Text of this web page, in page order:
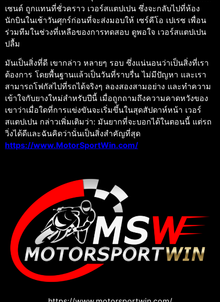
เซนต์ ถูกแทนที่ชั่วคราว เวอร์สแตปเปน ซึ่งจะกลับไปที่ห้อง
นักบินในเช้าวันศุกร์ก่อนที่จะส่งมอบให้ เซร์คีโอ เปเรซ เพื่อน
ร่วมทีมในช่วงที่เหลือของการทดสอบ ดูพอใจ เวอร์สแตปเปน
ปลื้ม
มันเป็นสิ่งที่ดี เขากล่าว หลายๆ รอบ ซึ่งแน่นอนว่าเป็นสิ่งที่เรา
ต้องการ โดยพื้นฐานแล้วเป็นวันที่ราบรื่น ไม่มีปัญหา และเรา
สามารถโฟกัสไปที่รถได้จริงๆ ลองสองสามอย่าง และทำความ
เข้าใจกับยางใหม่สำหรับปีนี้ เมื่อถูกถามถึงความคาดหวังของ
เขาว่าเมื่อใดที่การแข่งขันจะเริ่มขึ้นในสุดสัปดาห์หน้า เวอร์
สแตปเปน กล่าวเพิ่มเติมว่า: มันยากที่จะบอกได้ในตอนนี้ แต่รถ
วิ่งได้ดีและฉันคิดว่านั่นเป็นสิ่งสำคัญที่สุด
https://www.MotorSportWin.com/